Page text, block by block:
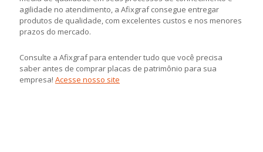
agilidade no atendimento, a Afixgraf consegue entregar
produtos de qualidade, com excelentes custos e nos menores
prazos do mercado.
Consulte a Afixgraf para entender tudo que você precisa
saber antes de comprar placas de patrimônio para sua
empresa! Acesse nosso site